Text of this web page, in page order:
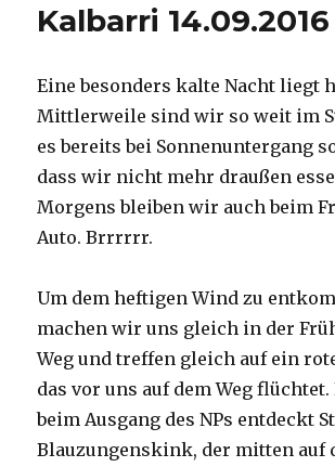
Kalbarri 14.09.2016
Eine besonders kalte Nacht liegt
Mittlerweile sind wir so weit im
es bereits bei Sonnenuntergang
dass wir nicht mehr draußen
Morgens bleiben wir auch beim
Auto. Brrrrrr.
Um dem heftigen Wind zu
machen wir uns gleich in der
Weg und treffen gleich auf ein
das vor uns auf dem Weg flüchtet.
beim Ausgang des NPs entdeckt
Blauzungenskink, der mitten auf